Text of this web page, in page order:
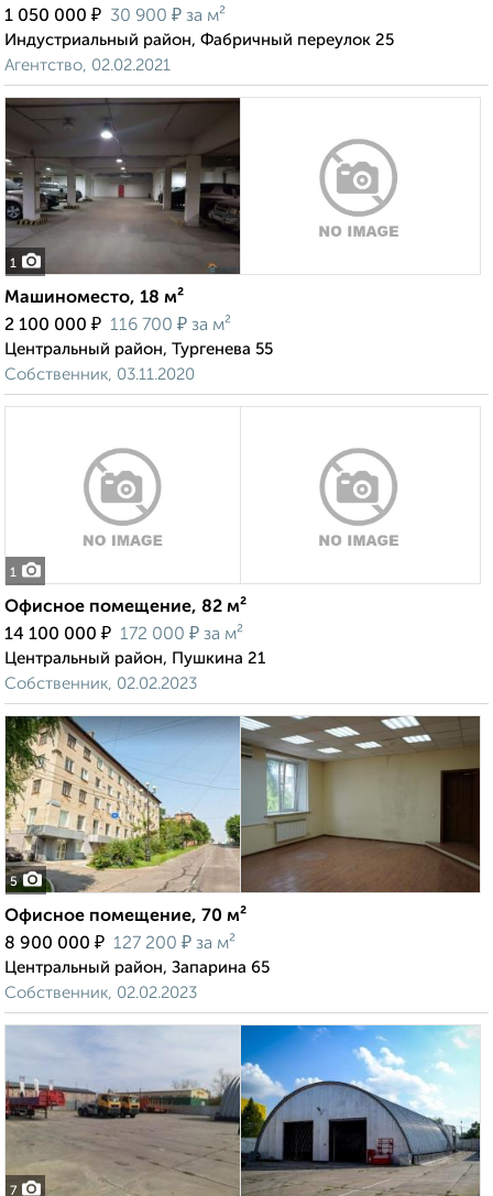
1 050 000 ₽ 30 900 ₽ за м²
Индустриальный район, Фабричный переулок 25
Агентство, 02.02.2021
1
Машиноместо, 18 м²
2 100 000 ₽ 116 700 ₽ за м²
Центральный район, Тургенева 55
Собственник, 03.11.2020
1
Офисное помещение, 82 м²
14 100 000 ₽ 172 000 ₽ за м²
Центральный район, Пушкина 21
Собственник, 02.02.2023
5
Офисное помещение, 70 м²
8 900 000 ₽ 127 200 ₽ за м²
Центральный район, Запарина 65
Собственник, 02.02.2023
7